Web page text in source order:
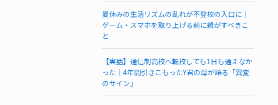
夏休みの生活リズムの乱れが不登校の入口に｜
ゲーム・スマホを取り上げる前に親がすべきこ
と
【実話】通信制高校へ転校しても1日も通えなか
った｜4年間引きこもったY君の母が語る「異変
のサイン」